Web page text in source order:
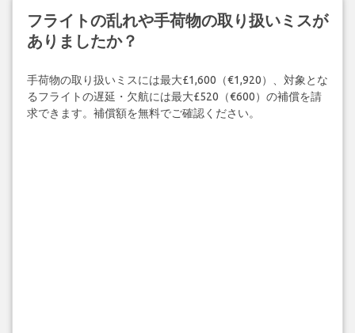
フライトの乱れや手荷物の取り扱いミスが
ありましたか？
手荷物の取り扱いミスには最大£1,600（€1,920）、対象とな
るフライトの遅延・欠航には最大£520（€600）の補償を請
求できます。補償額を無料でご確認ください。